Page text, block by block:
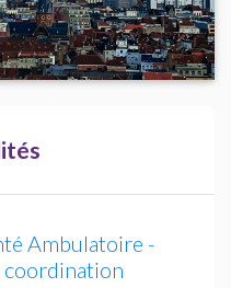
Ambulatoire -
coordination